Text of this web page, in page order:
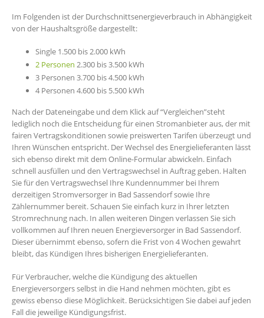
Im Folgenden ist der Durchschnittsenergieverbrauch in Abhängigkeit
von der Haushaltsgröße dargestellt:
Single 1.500 bis 2.000 kWh
2 Personen 2.300 bis 3.500 kWh
3 Personen 3.700 bis 4.500 kWh
4 Personen 4.600 bis 5.500 kWh
Nach der Dateneingabe und dem Klick auf “Vergleichen”steht
lediglich noch die Entscheidung für einen Stromanbieter aus, der mit
fairen Vertragskonditionen sowie preiswerten Tarifen überzeugt und
Ihren Wünschen entspricht. Der Wechsel des Energielieferanten lässt
sich ebenso direkt mit dem Online-Formular abwickeln. Einfach
schnell ausfüllen und den Vertragswechsel in Auftrag geben. Halten
Sie für den Vertragswechsel Ihre Kundennummer bei Ihrem
derzeitigen Stromversorger in Bad Sassendorf sowie Ihre
Zählernummer bereit. Schauen Sie einfach kurz in Ihrer letzten
Stromrechnung nach. In allen weiteren Dingen verlassen Sie sich
vollkommen auf Ihren neuen Energieversorger in Bad Sassendorf.
Dieser übernimmt ebenso, sofern die Frist von 4 Wochen gewahrt
bleibt, das Kündigen Ihres bisherigen Energielieferanten.
Für Verbraucher, welche die Kündigung des aktuellen
Energieversorgers selbst in die Hand nehmen möchten, gibt es
gewiss ebenso diese Möglichkeit. Berücksichtigen Sie dabei auf jeden
Fall die jeweilige Kündigungsfrist.